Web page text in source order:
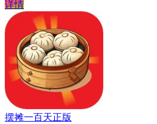
详情
摆摊一百天正版